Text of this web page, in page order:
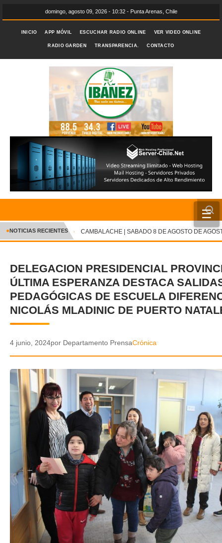
domingo, agosto 09, 2026 - 10:32 - Punta Arenas, Chile
INICIO APP MÓVIL ESCUCHAR RADIO ONLINE VER VIDEO ONLINE
RADIO GARDEN TRANSPARENCIA. CONTACTO
☰
INICIO
CRÓNICA
DEPORTES
ENTRETENIMIENTO Y CULTURA
POLICIAL
VIDEOS
GALERIA DE FOTOS
APP MÓVIL
TRANSPARENCIA
✕
●NOTICIAS RECIENTES CAMBALACHE | SABADO 8 DE AGOSTO DE
DELEGACION PRESIDENCIAL
ÚLTIMA ESPERANZA DESTACA
PEDAGÓGICAS DE ESCUELA
NICOLÁS MLADINIC DE PUERTO
4 junio, 2024por Departamento PrensaCrónica